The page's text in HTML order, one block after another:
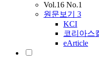
Vol.16 No.1
원문보기 3
KCI
코리아스
eArticle